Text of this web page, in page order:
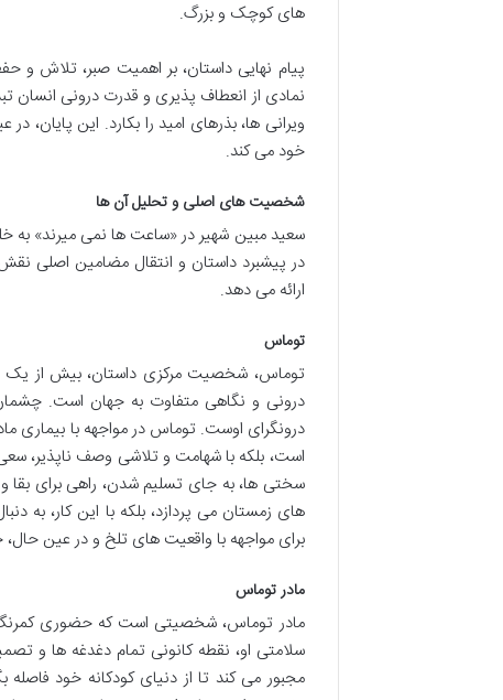
های کوچک و بزرگ.
پیام نهایی داستان، بر اهمیت صبر، تلاش و
نمادی از انعطاف پذیری و قدرت درونی انسان
ویرانی ها، بذرهای امید را بکارد. این پایان،
خود می کند.
شخصیت های اصلی و تحلیل آن ها
سعید مبین شهیر در «ساعت ها نمی میرند»
در پیشبرد داستان و انتقال مضامین اصلی
ارائه می دهد.
توماس
توماس، شخصیت مرکزی داستان، بیش از یک
درونی و نگاهی متفاوت به جهان است.
درونگرای اوست. توماس در مواجهه با بیماری
است، بلکه با شهامت و تلاشی وصف ناپذیر،
سختی ها، به جای تسلیم شدن، راهی برای بقا و
های زمستان می پردازد، بلکه با این کار، به
برای مواجهه با واقعیت های تلخ و در عین
مادر توماس
مادر توماس، شخصیتی است که حضوری کمرنگ
سلامتی او، نقطه کانونی تمام دغدغه ها و
مجبور می کند تا از دنیای کودکانه خود